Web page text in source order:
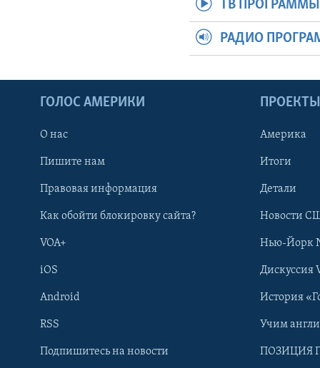
Learning English
ТВ ПРОГРАММЫ
РАДИО
ГОЛОС АМЕРИКИ
О нас
Пишите нам
Правовая информация
Как обойти блокировку сайта?
VOA+
iOS
Android
RSS
Подпишитесь на новости
ПРОЕКТЫ
Америка
Итоги
Детали
Новости
Нью-Йорк
Дискуссия
История
Учим
ПОЗИЦИЯ